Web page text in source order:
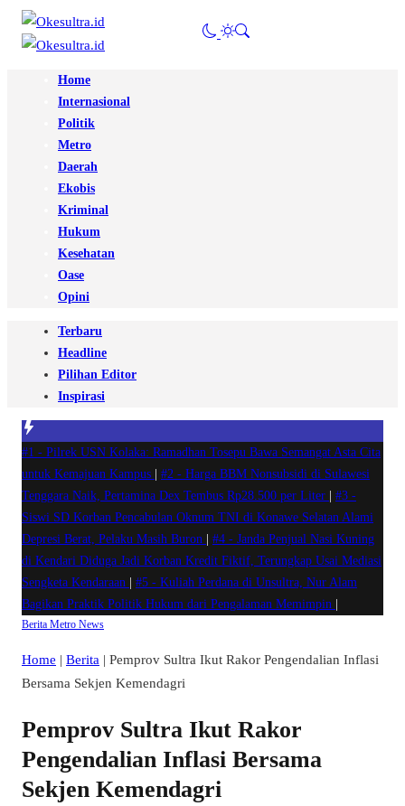
Home
Internasional
Politik
Metro
Daerah
Ekobis
Kriminal
Hukum
Kesehatan
Oase
Opini
Terbaru
Headline
Pilihan Editor
Inspirasi
#1 - Pilrek USN Kolaka: Ramadhan Tosepu Bawa Semangat Asta Cita
untuk Kemajuan Kampus
#2 - Harga BBM Nonsubsidi di Sulawesi
Tenggara Naik, Pertamina Dex Tembus Rp28.500 per Liter
#3 -
Siswi SD Korban Pencabulan Oknum TNI di Konawe Selatan Alami
Depresi Berat, Pelaku Masih Buron
#4 - Janda Penjual Nasi Kuning
di Kendari Diduga Jadi Korban Kredit Fiktif, Terungkap Usai Mediasi
Sengketa Kendaraan
#5 - Kuliah Perdana di Unsultra, Nur Alam
Bagikan Praktik Politik Hukum dari Pengalaman Memimpin
Berita Metro News
Home | Berita | Pemprov Sultra Ikut Rakor Pengendalian Inflasi
Bersama Sekjen Kemendagri
Pemprov Sultra Ikut Rakor
Pengendalian Inflasi Bersama
Sekjen Kemendagri